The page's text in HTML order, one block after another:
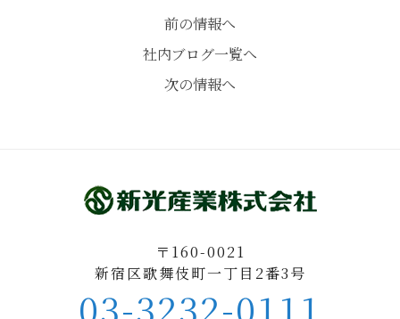
前の情報へ
社内ブログ一覧へ
次の情報へ
〒160-0021
新宿区歌舞伎町一丁目2番3号
03-3232-0111